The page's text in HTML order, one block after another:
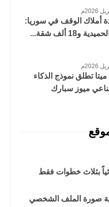
أملاك الوقف في سوريا:
و18 ألف شقة...
تطلق نموذج الذكاء
ميوز سبارك
بثلاث خطوات فقط
صورة الملف الشخصي